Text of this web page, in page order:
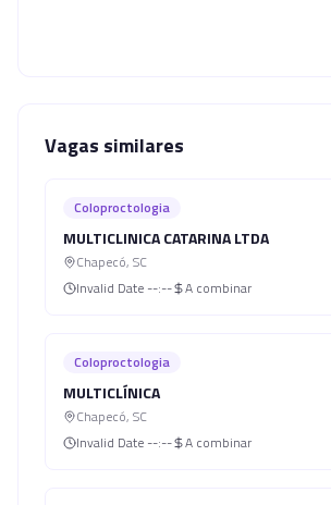
Vagas similares
Coloproctologia
MULTICLINICA CATARINA LTDA
Chapecó, SC
Invalid Date --:-- A combinar
Coloproctologia
MULTICLÍNICA
Chapecó, SC
Invalid Date --:-- A combinar